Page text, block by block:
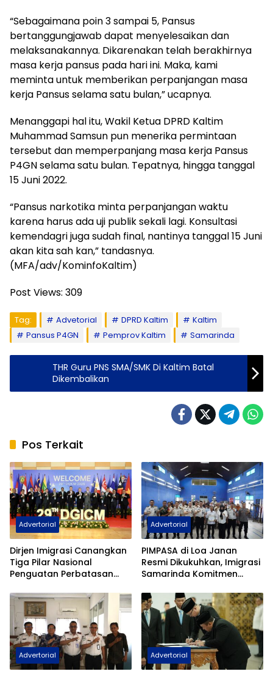
“Sebagaimana poin 3 sampai 5, Pansus
bertanggungjawab dapat menyelesaikan dan
melaksanakannya. Dikarenakan telah berakhirnya
masa kerja pansus pada hari ini. Maka, kami
meminta untuk memberikan perpanjangan masa
kerja Pansus selama satu bulan,” ucapnya.
Menanggapi hal itu, Wakil Ketua DPRD Kaltim
Muhammad Samsun pun menerika permintaan
tersebut dan memperpanjang masa kerja Pansus
P4GN selama satu bulan. Tepatnya, hingga tanggal
15 Juni 2022.
“Pansus narkotika minta perpanjangan waktu
karena harus ada uji publik sekali lagi. Konsultasi
kemendagri juga sudah final, nantinya tanggal 15 Juni
akan kita sah kan,” tandasnya.
(MFA/adv/KominfoKaltim)
Post Views: 309
Tag: Advetorial DPRD Kaltim
Kaltim
Pansus P4GN
Pemprov Kaltim Samarinda
THR Guru PNS SMA/SMK Di Kaltim Batal
Dikembalikan
Pos Terkait
Advertorial
Dirjen Imigrasi Canangkan
Tiga Pilar Nasional
Penguatan Perbatasan
DGICM 2026
Advertorial
PIMPASA di Loa Janan
Resmi Dikukuhkan, Imigrasi
Samarinda Komitmen
Keberangkatan Ilegal
Advertorial Advertorial